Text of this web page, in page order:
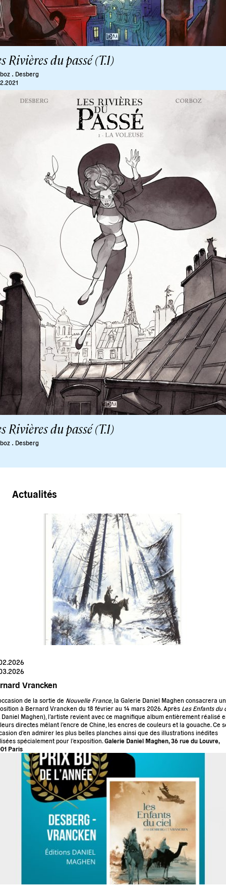
Rivières du passé (T.1)
. Desberg
Rivières du passé (T.1)
. Desberg
Actualités
Vrancken
de la sortie de Nouvelle France , la Galerie Daniel Maghen consacrera
à Bernard Vrancken du 18 février au 14 mars 2026. Après Les Enfants du
Daniel Maghen), l’artiste revient avec ce magnifique album entièrement réalisé
directes mêlant l’encre de Chine, les encres de couleurs et la gouache. Ce
d’en admirer les plus belles planches ainsi que des illustrations inédites
spécialement pour l’exposition.Galerie Daniel Maghen, 36 rue du Louvre,
Paris